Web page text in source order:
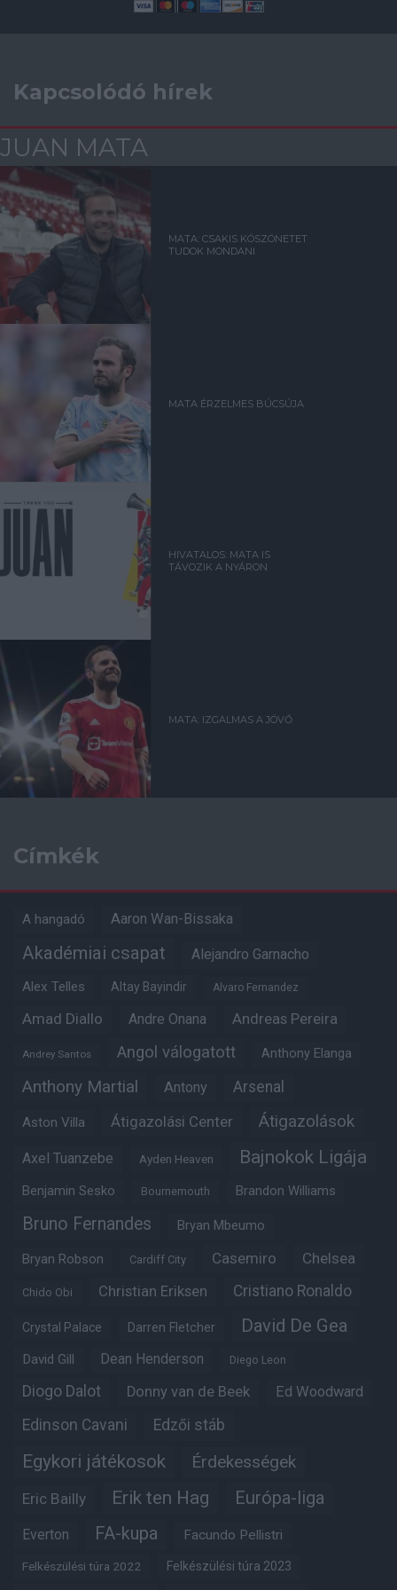
Kapcsolódó hírek
JUAN MATA
MATA: CSAKIS KÖSZÖNETET
TUDOK MONDANI
MATA ÉRZELMES BÚCSÚJA
HIVATALOS: MATA IS
TÁVOZIK A NYÁRON
MATA: IZGALMAS A JÖVŐ
Címkék
A hangadó Aaron Wan-Bissaka
Akadémiai csapat Alejandro Garnacho
Alex Telles Altay Bayindir Alvaro Fernandez
Amad Diallo Andre Onana Andreas Pereira
Andrey Santos Angol válogatott Anthony Elanga
Anthony Martial Antony Arsenal
Aston Villa Átigazolási Center Átigazolások
Axel Tuanzebe Ayden Heaven Bajnokok Ligája
Benjamin Sesko Bournemouth Brandon Williams
Bruno Fernandes Bryan Mbeumo
Bryan Robson Cardiff City Casemiro Chelsea
Chido Obi Christian Eriksen Cristiano Ronaldo
Crystal Palace Darren Fletcher David De Gea
David Gill Dean Henderson Diego Leon
Diogo Dalot Donny van de Beek Ed Woodward
Edinson Cavani Edzői stáb
Egykori játékosok Érdekességek
Eric Bailly Erik ten Hag Európa-liga
Everton FA-kupa Facundo Pellistri
Felkészülési túra 2022 Felkészülési túra 2023